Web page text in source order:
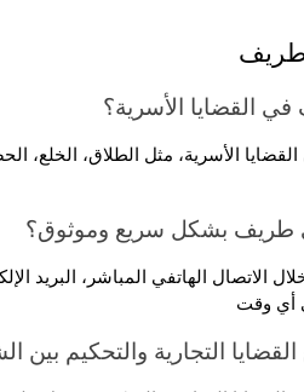
طريف
القضايا الأسرية؟
طريف بشكل سريع وموثوق؟
أي وقت
التجارية والتحكيم بين